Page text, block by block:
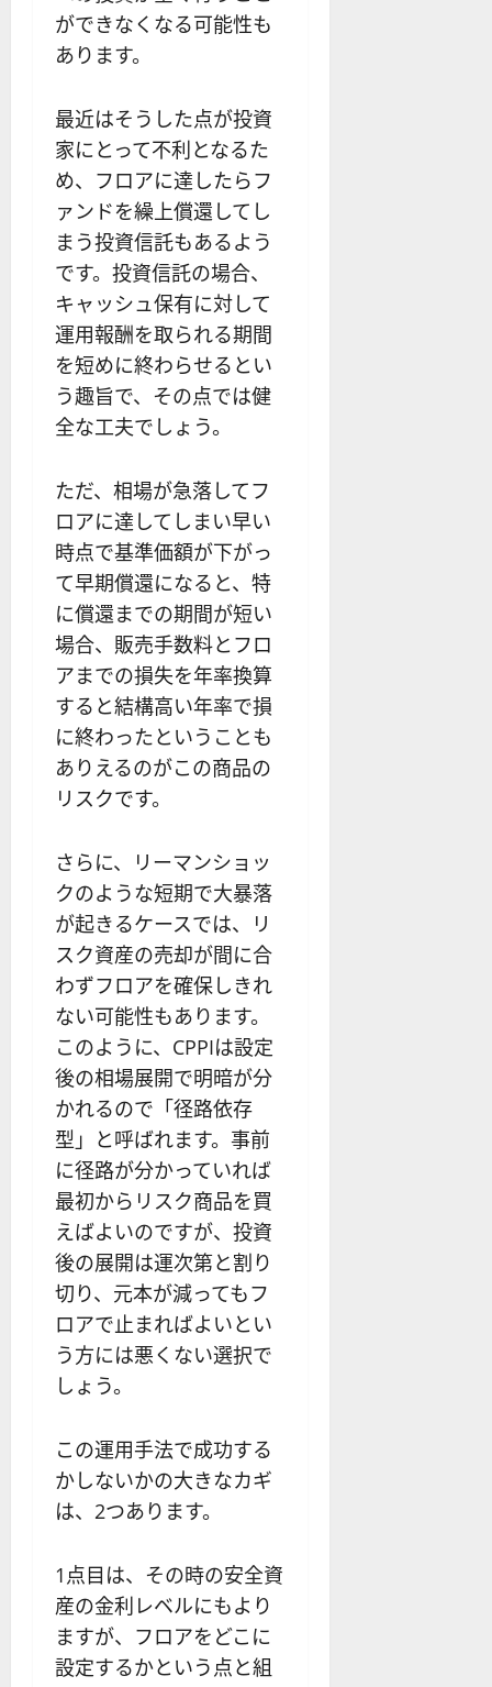
ができなくなる可能性も
あります。
最近はそうした点が投資
家にとって不利となるた
め、フロアに達したらフ
ァンドを繰上償還してし
まう投資信託もあるよう
です。投資信託の場合、
キャッシュ保有に対して
運用報酬を取られる期間
を短めに終わらせるとい
う趣旨で、その点では健
全な工夫でしょう。
ただ、相場が急落してフ
ロアに達してしまい早い
時点で基準価額が下がっ
て早期償還になると、特
に償還までの期間が短い
場合、販売手数料とフロ
アまでの損失を年率換算
すると結構高い年率で損
に終わったということも
ありえるのがこの商品の
リスクです。
さらに、リーマンショッ
クのような短期で大暴落
が起きるケースでは、リ
スク資産の売却が間に合
わずフロアを確保しきれ
ない可能性もあります。
このように、CPPIは設定
後の相場展開で明暗が分
かれるので「径路依存
型」と呼ばれます。事前
に径路が分かっていれば
最初からリスク商品を買
えばよいのですが、投資
後の展開は運次第と割り
切り、元本が減ってもフ
ロアで止まればよいとい
う方には悪くない選択で
しょう。
この運用手法で成功する
かしないかの大きなカギ
は、2つあります。
1点目は、その時の安全資
産の金利レベルにもより
ますが、フロアをどこに
設定するかという点と組